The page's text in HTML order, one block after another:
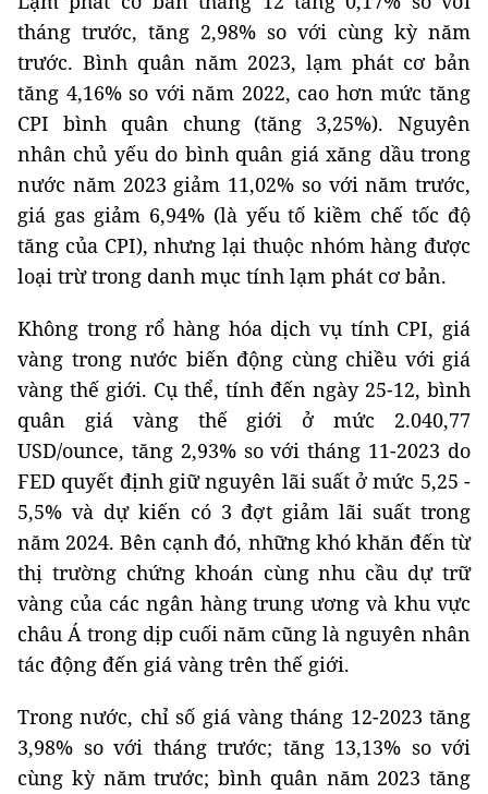
tháng trước, tăng 2,98% so với cùng kỳ năm
trước. Bình quân năm 2023, lạm phát cơ bản
tăng 4,16% so với năm 2022, cao hơn mức tăng
CPI bình quân chung (tăng 3,25%). Nguyên
nhân chủ yếu do bình quân giá xăng dầu trong
nước năm 2023 giảm 11,02% so với năm trước,
giá gas giảm 6,94% (là yếu tố kiềm chế tốc độ
tăng của CPI), nhưng lại thuộc nhóm hàng được
loại trừ trong danh mục tính lạm phát cơ bản.
Không trong rổ hàng hóa dịch vụ tính CPI, giá
vàng trong nước biến động cùng chiều với giá
vàng thế giới. Cụ thể, tính đến ngày 25-12, bình
quân giá vàng thế giới ở mức 2.040,77
USD/ounce, tăng 2,93% so với tháng 11-2023 do
FED quyết định giữ nguyên lãi suất ở mức 5,25 -
5,5% và dự kiến có 3 đợt giảm lãi suất trong
năm 2024. Bên cạnh đó, những khó khăn đến từ
thị trường chứng khoán cùng nhu cầu dự trữ
vàng của các ngân hàng trung ương và khu vực
châu Á trong dịp cuối năm cũng là nguyên nhân
tác động đến giá vàng trên thế giới.
Trong nước, chỉ số giá vàng tháng 12-2023 tăng
3,98% so với tháng trước; tăng 13,13% so với
cùng kỳ năm trước; bình quân năm 2023 tăng